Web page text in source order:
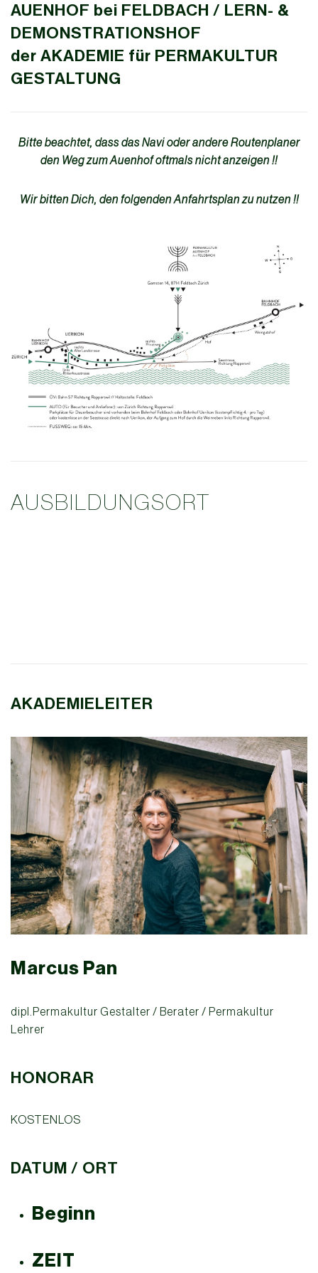
AUENHOF bei FELDBACH / LERN- &
DEMONSTRATIONSHOF
der AKADEMIE für PERMAKULTUR
GESTALTUNG
Bitte beachtet, dass das Navi oder andere Routenplaner
den Weg zum Auenhof oftmals nicht anzeigen !!
Wir bitten Dich, den folgenden Anfahrtsplan zu nutzen !!
AUSBILDUNGSORT
AKADEMIELEITER
Marcus Pan
dipl.Permakultur Gestalter / Berater / Permakultur
Lehrer
HONORAR
KOSTENLOS
DATUM / ORT
Beginn
ZEIT